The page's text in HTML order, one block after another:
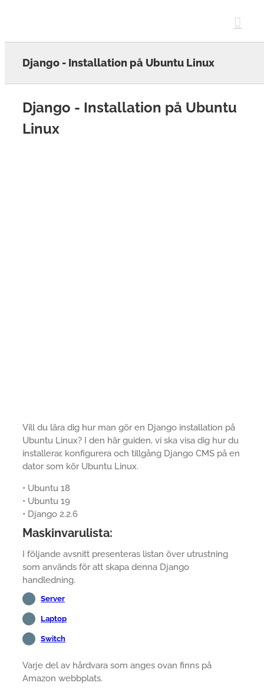
Django - Installation på Ubuntu Linux
Django - Installation på Ubuntu
Linux
Vill du lära dig hur man gör en Django installation på
Ubuntu Linux? I den här guiden, vi ska visa dig hur du
installerar, konfigurera och tillgång Django CMS på en
dator som kör Ubuntu Linux.
• Ubuntu 18
• Ubuntu 19
• Django 2.2.6
Maskinvarulista:
I följande avsnitt presenteras listan över utrustning
som används för att skapa denna Django
handledning.
Server
Laptop
Switch
Varje del av hårdvara som anges ovan finns på
Amazon webbplats.